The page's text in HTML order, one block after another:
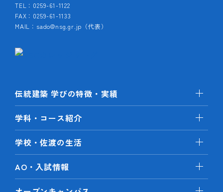
TEL：0259-61-1122
FAX：0259-61-1133
MAIL：sado@nsg.gr.jp（代表）
伝統建築 学びの特徴・実績
学科・コース紹介
学校・佐渡の生活
AO・入試情報